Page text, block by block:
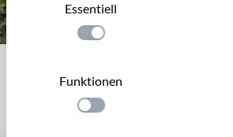
Essentiell
Einstellung anwenden
Funktionen
Einstellung anwenden